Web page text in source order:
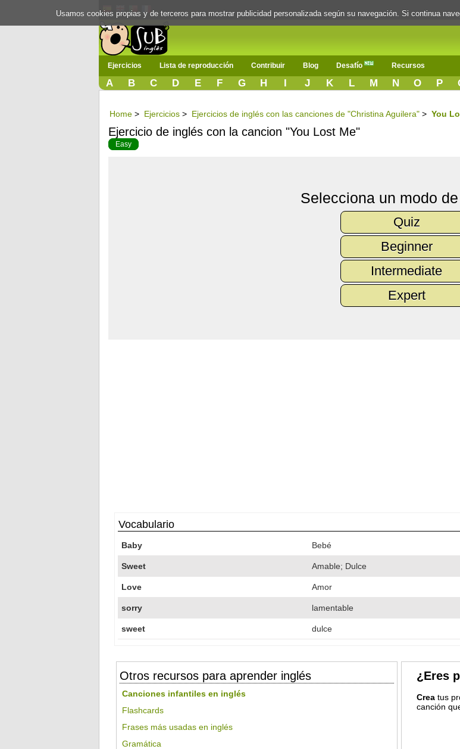
Ejercicios Lista de reproducción Contribuir Blog Desafío Recursos
A B C D E F G H I J K L M N O P
Home > Ejercicios > Ejercicios de inglés con las canciones de "Christina Aguilera" > You
Ejercicio de inglés con la cancion "You Lost Me"
Easy
Selecciona un modo
Quiz
Beginner
Intermediate
Expert
Vocabulario
Baby Bebé
Sweet Amable; Dulce
Love Amor
sorry lamentable
sweet dulce
Otros recursos para aprender inglés
Canciones infantiles en inglés
Flashcards
Frases más usadas en inglés
Gramática
¿Eres
Creatus
canción
Usamos cookies propias y de terceros para mostrar publicidad personalizada según su navegación. Si continua